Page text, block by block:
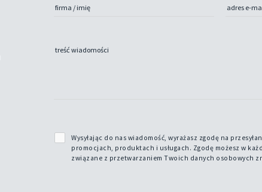
firma / imię adres e-
treść wiadomości
Wysyłając do nas wiadomość, wyrażasz zgodę na
promocjach, produktach i usługach. Zgodę możesz w
związane z przetwarzaniem Twoich danych osobowych